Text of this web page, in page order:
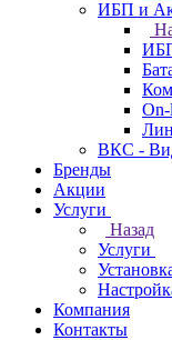
ИБП и
ВКС -
Бренды
Акции
Услуги
Назад
Услуги
Компания
Контакты